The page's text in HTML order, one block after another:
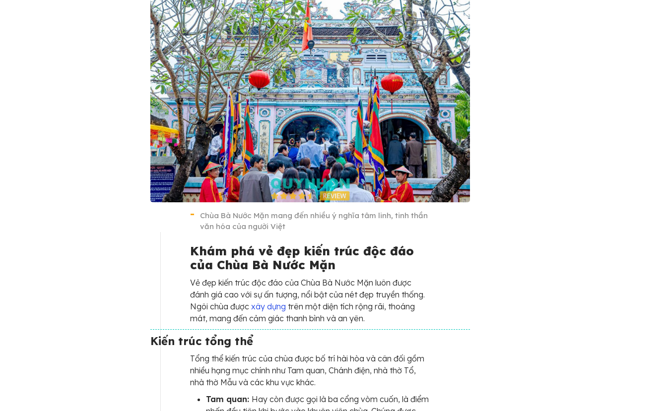
Chùa Bà Nước Mặn mang đến nhiều ý nghĩa tâm linh, tinh thần
văn hóa của người Việt
Khám phá vẻ đẹp kiến trúc độc đáo
của Chùa Bà Nước Mặn
Vẻ đẹp kiến trúc độc đáo của Chùa Bà Nước Mặn luôn được
đánh giá cao với sự ấn tượng, nổi bật của nét đẹp truyền thống.
Ngôi chùa đượcxây dựng trên một diện tích rộng rãi, thoáng
mát, mang đến cảm giác thanh bình và an yên.
Kiến trúc tổng thể
Tổng thể kiến trúc của chùa được bố trí hài hòa và cân đối gồm
nhiều hạng mục chính như Tam quan, Chánh điện, nhà thờ Tổ,
nhà thờ Mẫu và các khu vực khác.
Tam quan: Hay còn được gọi là ba cổng vòm cuốn, là điểm